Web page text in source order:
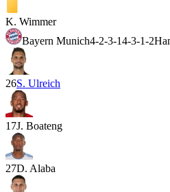
K. Wimmer
Bayern Munich4-2-3-14-3-1-2
26S. Ulreich
17J. Boateng
27D. Alaba